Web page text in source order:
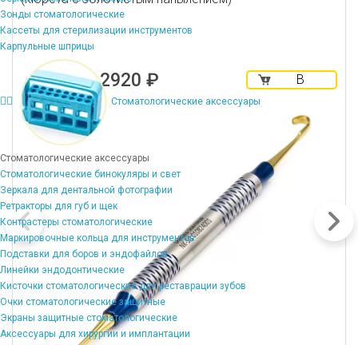
Зонды стоматологические
Кассеты для стерилизации инструментов
Карпульные шприцы
Стоматологические аксессуары
Стоматологические аксессуары
Стоматологические бинокуляры и свет
Зеркала для дентальной фотографии
Ретракторы для губ и щек
Контрастеры стоматологические
Маркировочные кольца для инструментов
Подставки для боров и эндофайлов
Линейки эндодонтические
Кисточки стоматологические для реставрации зубов
Очки стоматологические защитные
Экраны защитные стоматологические
Аксессуары для хирургии и имплантации
2920 ₽
В